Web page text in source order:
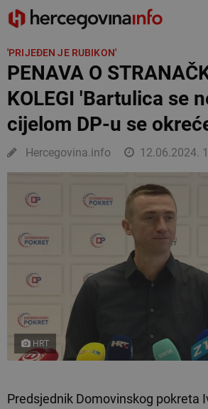
'PRIJEĐEN JE RUBIKON'
PENAVA O
KOLEGI 'Bartulica se
cijelom DP-u se
Hercegovina.info 12.06.2024.
HRT
Predsjednik Domovinskog pokreta